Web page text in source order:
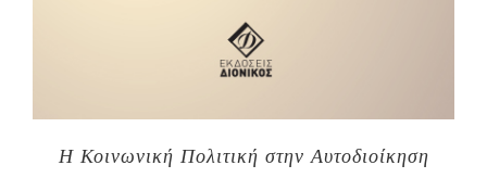
Η Κοινωνική Πολιτική στην Αυτοδιοίκηση